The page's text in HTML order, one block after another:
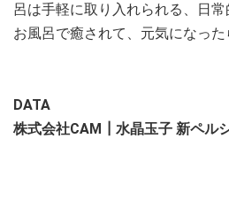
呂は手軽に取り入れられる、日常
お風呂で癒されて、元気になった
DATA
株式会社CAM┃水晶玉子 新ペル